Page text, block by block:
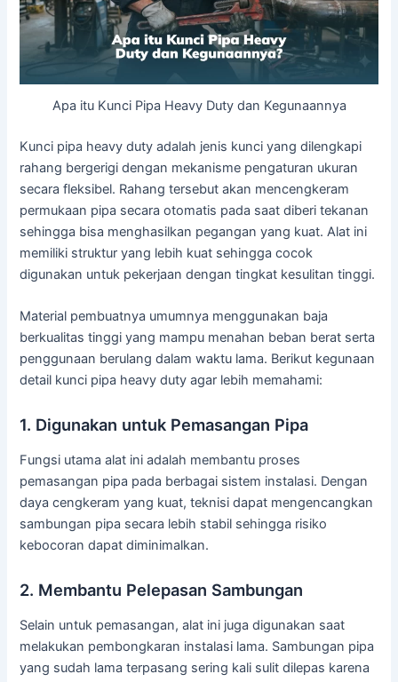
Apa itu Kunci Pipa Heavy Duty dan Kegunaannya
Kunci pipa heavy duty adalah jenis kunci yang dilengkapi
rahang bergerigi dengan mekanisme pengaturan ukuran
secara fleksibel. Rahang tersebut akan mencengkeram
permukaan pipa secara otomatis pada saat diberi tekanan
sehingga bisa menghasilkan pegangan yang kuat. Alat ini
memiliki struktur yang lebih kuat sehingga cocok
digunakan untuk pekerjaan dengan tingkat kesulitan tinggi.
Material pembuatnya umumnya menggunakan baja
berkualitas tinggi yang mampu menahan beban berat serta
penggunaan berulang dalam waktu lama. Berikut kegunaan
detail kunci pipa heavy duty agar lebih memahami:
1. Digunakan untuk Pemasangan Pipa
Fungsi utama alat ini adalah membantu proses
pemasangan pipa pada berbagai sistem instalasi. Dengan
daya cengkeram yang kuat, teknisi dapat mengencangkan
sambungan pipa secara lebih stabil sehingga risiko
kebocoran dapat diminimalkan.
2. Membantu Pelepasan Sambungan
Selain untuk pemasangan, alat ini juga digunakan saat
melakukan pembongkaran instalasi lama. Sambungan pipa
yang sudah lama terpasang sering kali sulit dilepas karena